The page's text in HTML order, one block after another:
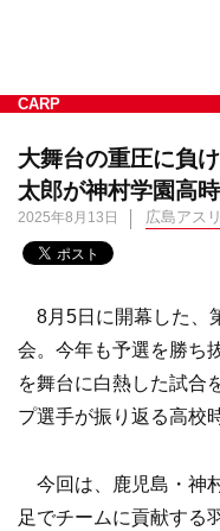
CARP
大舞台の重圧に負
太郎が神村学園高
2025年8月13日 広島アス
8月5日に開幕した、
会。今年も予選を勝ち
を舞台に白熱した試合
プ選手が振り返る高校
今回は、鹿児島・神
足でチームに貢献する